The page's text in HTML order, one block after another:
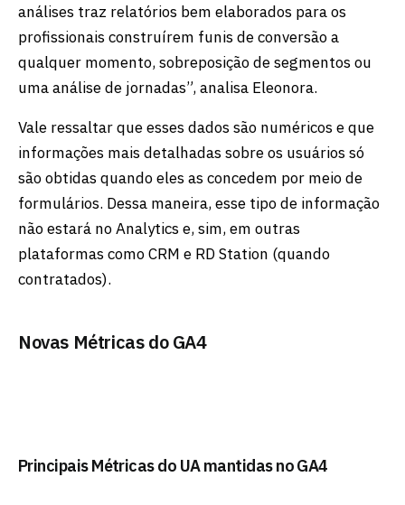
análises traz relatórios bem elaborados para os
profissionais construírem funis de conversão a
qualquer momento, sobreposição de segmentos ou
uma análise de jornadas”, analisa Eleonora.
Vale ressaltar que esses dados são numéricos e que
informações mais detalhadas sobre os usuários só
são obtidas quando eles as concedem por meio de
formulários. Dessa maneira, esse tipo de informação
não estará no Analytics e, sim, em outras
plataformas como CRM e RD Station (quando
contratados).
Novas Métricas do GA4
Principais Métricas do UA mantidas no GA4